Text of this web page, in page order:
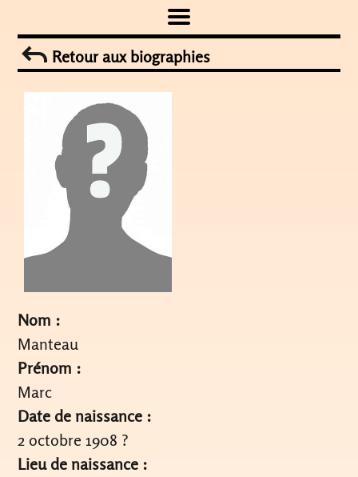
to
contentRetour aux biographies
Nom :
Manteau
Prénom :
Marc
Date de naissance :
2 octobre 1908 ?
Lieu de naissance :